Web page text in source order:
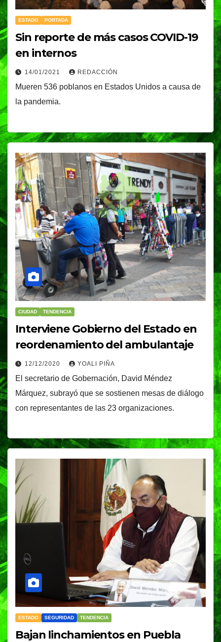
ESTADO PORTADA
Sin reporte de más casos COVID-19
en internos
14/01/2021 REDACCIÓN
Mueren 536 poblanos en Estados Unidos a causa de
la pandemia.
CIUDAD TENDENCIA
Interviene Gobierno del Estado en
reordenamiento del ambulantaje
12/12/2020 YOALI PIÑA
El secretario de Gobernación, David Méndez
Márquez, subrayó que se sostienen mesas de diálogo
con representantes de las 23 organizaciones.
ESTADO SEGURIDAD TENDENCIA
Bajan linchamientos en Puebla